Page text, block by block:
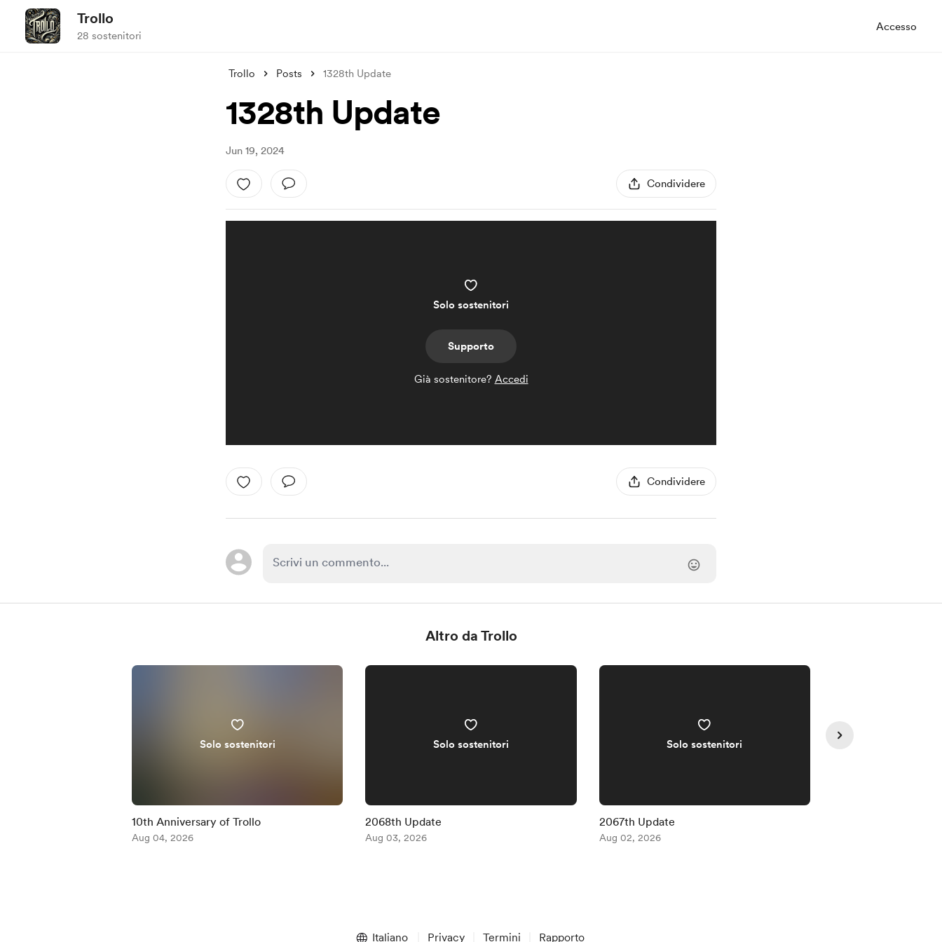
Trollo
28 sostenitori
Accesso
Trollo Posts 1328th Update
1328th Update
Jun 19, 2024
Condividere
Solo sostenitori
Supporto
Già sostenitore? Accedi
Condividere
Altro da Trollo
Solo sostenitori
10th Anniversary of Trollo
Aug 04, 2026
Solo sostenitori
2068th Update
Aug 03, 2026
Solo sostenitori
2067th Update
Aug 02, 2026
Italiano Privacy Termini Rapporto